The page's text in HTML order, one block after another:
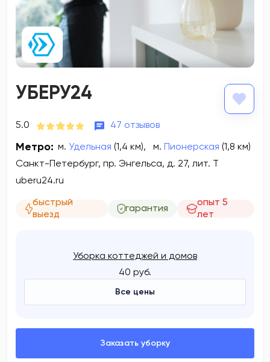
УБЕРУ24
5.0 47 отзывов
Метро: м. Удельная (1,4 км), м. Пионерская (1,8 км)
Санкт-Петербург, пр. Энгельса, д. 27, лит. Т
uberu24.ru
быстрый
выезд
гарантия
опыт 5
лет
Уборка коттеджей и домов
40 руб.
Все цены